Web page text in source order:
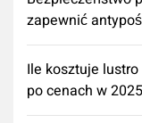
zapewnić
Ile kosztuje
po cenach w